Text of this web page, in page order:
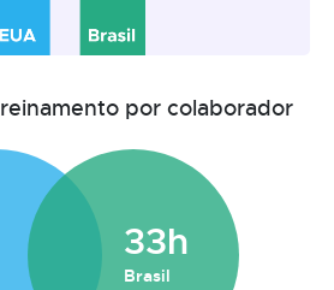
por colaborador
33h
Brasil